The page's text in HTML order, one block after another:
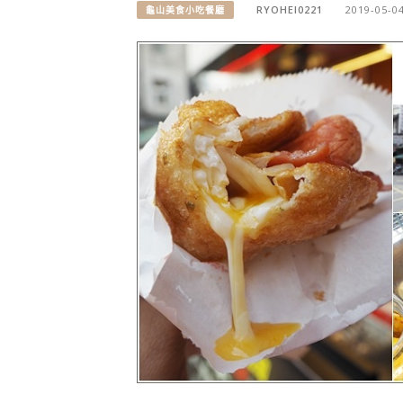
龜山美食小吃餐廳 RYOHEI0221 2019-05-